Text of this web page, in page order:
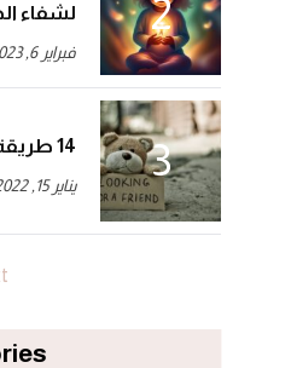
لشفاء
فبراير 6, 2023
14 طريقة للتخلص من الشعور بالوحدة
يناير 15, 2022